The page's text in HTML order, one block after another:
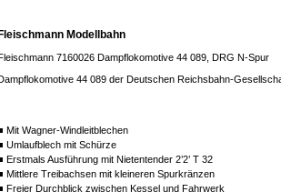
Fleischmann Modellbahn
7160026 Dampflokomotive 44 089, DRG N-Spur
44 089 der Deutschen Reichsbahn-
Mit Wagner-Windleitblechen
Umlaufblech mit Schürze
Erstmals Ausführung mit Nietentender 2’2’ T 32
Mittlere Treibachsen mit kleineren Spurkränzen
Freier Durchblick zwischen Kessel und Fahrwerk